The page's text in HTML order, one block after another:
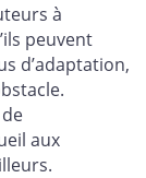
à
peuvent
d’adaptation,
aux